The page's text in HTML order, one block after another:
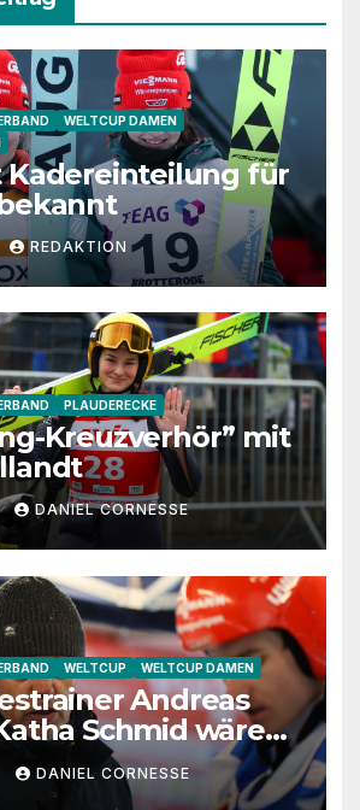
WELTCUP DAMEN
Kadereinteilung für
REDAKTION
PLAUDERECKE
Kreuzverhör” mit
DANIEL CORNESSE
WELTCUP WELTCUP DAMEN
Andreas
Schmid wäre
gute
DANIEL CORNESSE